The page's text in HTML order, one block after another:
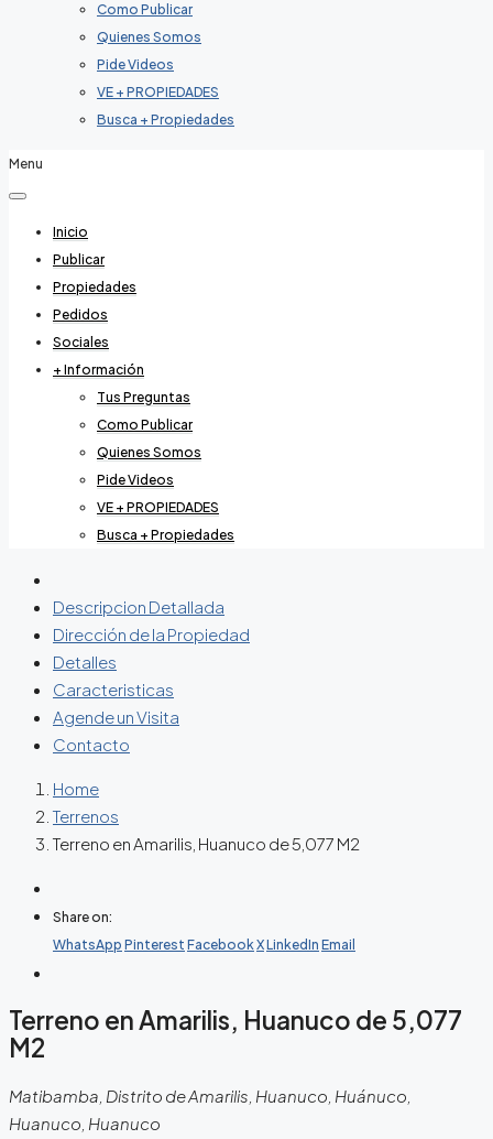
Como Publicar
Quienes Somos
Pide Videos
VE + PROPIEDADES
Busca + Propiedades
Menu
Inicio
Publicar
Propiedades
Pedidos
Sociales
+ Información
Tus Preguntas
Como Publicar
Quienes Somos
Pide Videos
VE + PROPIEDADES
Busca + Propiedades
Descripcion Detallada
Dirección de la Propiedad
Detalles
Caracteristicas
Agende un Visita
Contacto
Home
Terrenos
Terreno en Amarilis, Huanuco de 5,077 M2
Share on:
WhatsApp Pinterest FacebookXLinkedIn Email
Terreno en Amarilis, Huanuco de 5,077
M2
Matibamba, Distrito de Amarilis, Huanuco, Huánuco,
Huanuco, Huanuco